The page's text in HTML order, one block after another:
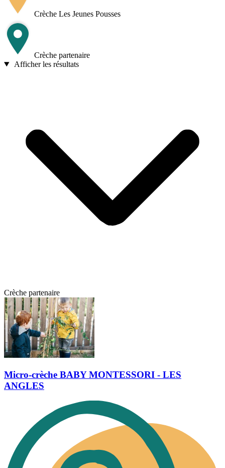
−
Crèche Les Jeunes Pousses
Crèche partenaire
Afficher les résultats
Crèche partenaire
Micro-crèche BABY MONTESSORI - LES
ANGLES